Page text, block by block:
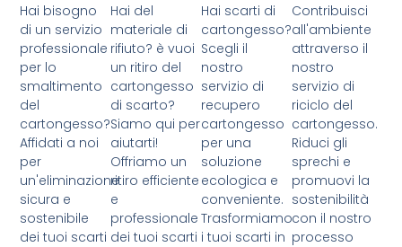
Hai bisogno
di un servizio
professionale
per lo
smaltimento
del
cartongesso?
Affidati a noi
per
un'eliminazione
sicura e
sostenibile
dei tuoi scarti
Hai del
materiale di
rifiuto? è vuoi
un ritiro del
cartongesso
di scarto?
Siamo qui per
aiutarti!
Offriamo un
ritiro efficiente
e
professionale
dei tuoi scarti
Hai scarti di
cartongesso?
Scegli il
nostro
servizio di
recupero
cartongesso
per una
soluzione
ecologica e
conveniente.
Trasformiamo
i tuoi scarti in
Contribuisci
all'ambiente
attraverso il
nostro
servizio di
riciclo del
cartongesso.
Riduci gli
sprechi e
promuovi la
sostenibilità
con il nostro
processo